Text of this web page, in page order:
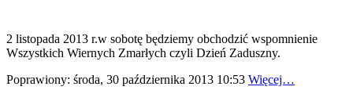
2 listopada 2013 r.w sobotę będziemy obchodzić wspomnienie
Wszystkich Wiernych Zmarłych czyli Dzień Zaduszny.
Poprawiony: środa, 30 października 2013 10:53 Więcej…